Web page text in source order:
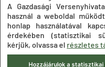
A Gazdasági
használ a weboldal
honlap használatával
érdekében (statisztikai
kérjük, olvassa el részletes
Hozzájárulok a statisztikai